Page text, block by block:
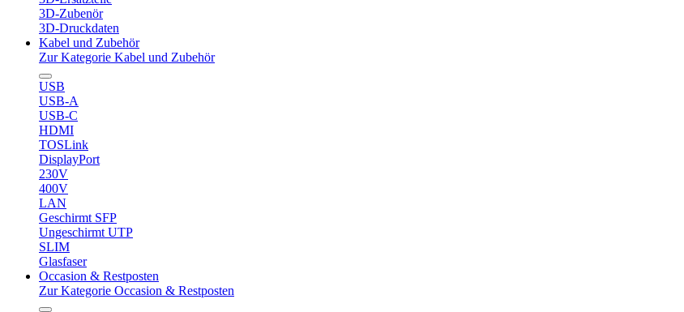
3D-Zubenör
3D-Druckdaten
Kabel und Zubehör
Zur Kategorie Kabel und Zubehör
USB
USB-A
USB-C
HDMI
TOSLink
DisplayPort
230V
400V
LAN
Geschirmt SFP
Ungeschirmt UTP
SLIM
Glasfaser
Occasion & Restposten
Zur Kategorie Occasion & Restposten